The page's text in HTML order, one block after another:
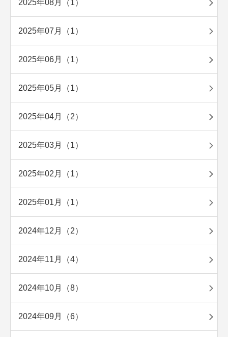
2025年08月（1）
2025年07月（1）
2025年06月（1）
2025年05月（1）
2025年04月（2）
2025年03月（1）
2025年02月（1）
2025年01月（1）
2024年12月（2）
2024年11月（4）
2024年10月（8）
2024年09月（6）